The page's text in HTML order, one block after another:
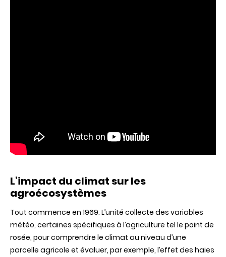
L’impact du climat sur les
agroécosystèmes
Tout commence en 1969. L’unité collecte des variables
météo, certaines spécifiques à l’agriculture tel le point de
rosée, pour comprendre le climat au niveau d’une
parcelle agricole et évaluer, par exemple, l’effet des haies